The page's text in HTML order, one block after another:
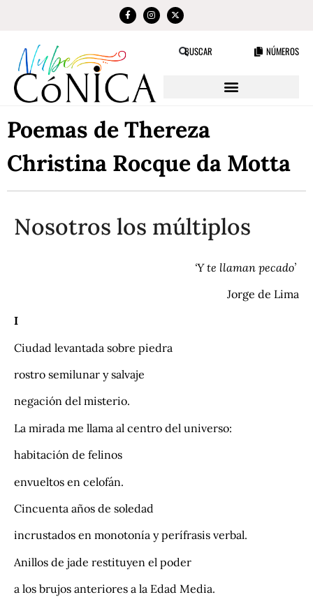
BUSCAR NÚMEROS
Poemas de Thereza
Christina Rocque da Motta
Nosotros los múltiplos
‘Y te llaman pecado’
Jorge de Lima
I
Ciudad levantada sobre piedra
rostro semilunar y salvaje
negación del misterio.
La mirada me llama al centro del universo:
habitación de felinos
envueltos en celofán.
Cincuenta años de soledad
incrustados en monotonía y perífrasis verbal.
Anillos de jade restituyen el poder
a los brujos anteriores a la Edad Media.